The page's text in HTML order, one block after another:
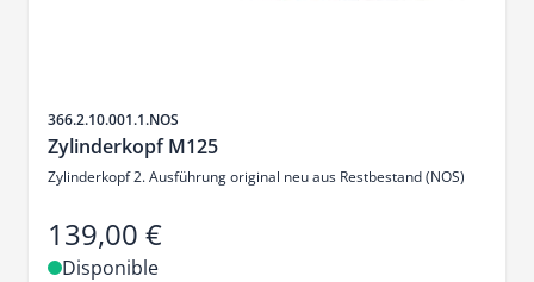
SKU
366.2.10.001.1.NOS
Zylinderkopf M125
Zylinderkopf 2. Ausführung original neu aus Restbestand (NOS)
139,00 €
Disponible